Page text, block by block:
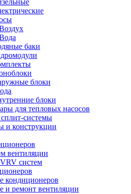
баки
блоки
блоки
для тепловых насосов
системы
и конструкции
вентиляции
систем
кондиционеров
и ремонт вентиляции